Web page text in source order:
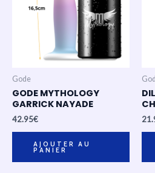
Gode
GODE MYTHOLOGY
GARRICK NAYADE
42.95€
AJOUTER AU
PANIER